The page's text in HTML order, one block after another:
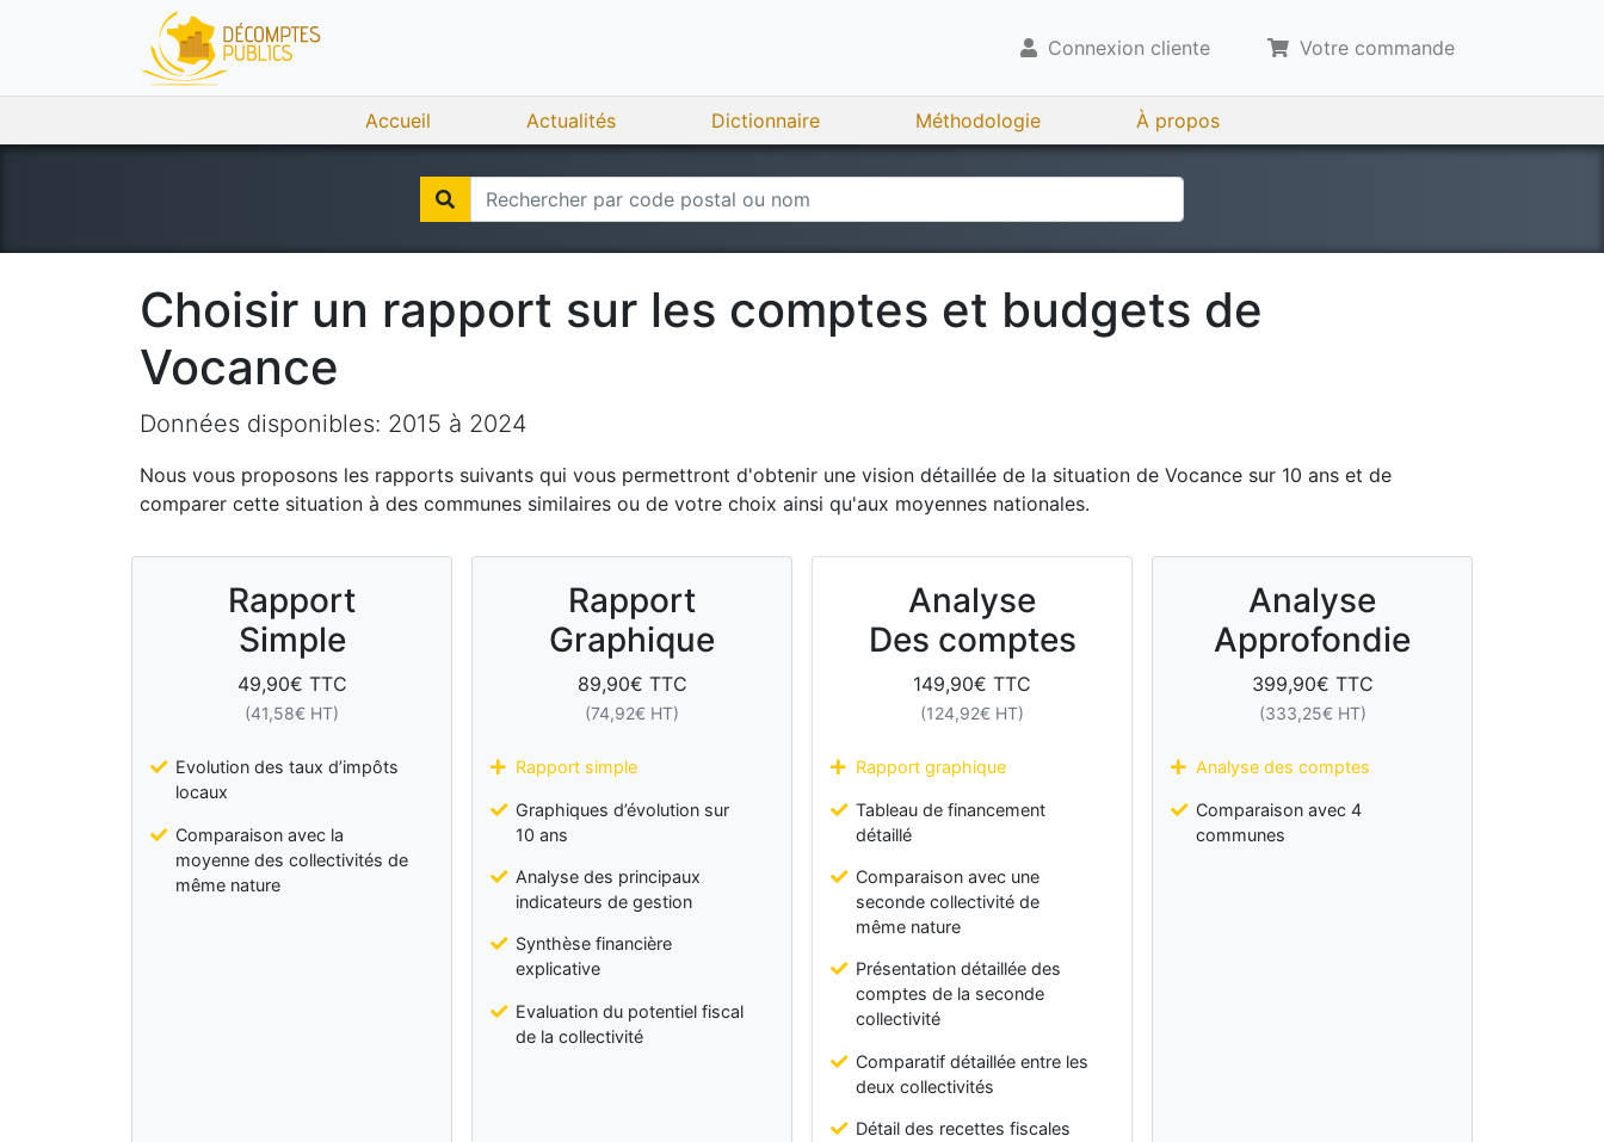
Connexion cliente Votre commande
Accueil Actualités Dictionnaire Méthodologie À propos
Choisir un rapport sur les comptes et budgets de
Vocance
Données disponibles: 2015 à 2024
Nous vous proposons les rapports suivants qui vous permettront d'obtenir une vision détaillée de la situation de Vocance sur 10 ans et de
comparer cette situation à des communes similaires ou de votre choix ainsi qu'aux moyennes nationales.
Rapport
Simple
49,90€ TTC
(41,58€ HT)
Evolution des taux d’impôts
locaux
Comparaison avec la
moyenne des collectivités de
même nature
Rapport
Graphique
89,90€ TTC
(74,92€ HT)
Rapport simple
Graphiques d’évolution sur
10 ans
Analyse des principaux
indicateurs de gestion
Synthèse financière
explicative
Evaluation du potentiel fiscal
de la collectivité
Analyse
Des comptes
149,90€ TTC
(124,92€ HT)
Rapport graphique
Tableau de financement
détaillé
Comparaison avec une
seconde collectivité de
même nature
Présentation détaillée des
comptes de la seconde
collectivité
Comparatif détaillée entre les
deux collectivités
Détail des recettes fiscales
Analyse
Approfondie
399,90€ TTC
(333,25€ HT)
Analyse des comptes
Comparaison avec 4
communes